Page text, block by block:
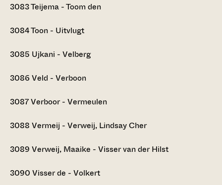
3083Teijema - Toom den
3084Toon - Uitvlugt
3085 Ujkani - Velberg
3086 Veld - Verboon
3087Verboor - Vermeulen
3088 Vermeij - Verweij, Lindsay Cher
3089 Verweij, Maaike - Visser van der Hilst
3090 Visser de - Volkert